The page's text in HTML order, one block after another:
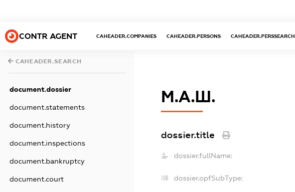
CONTR AGENT CAHEADER.COMPANIES CAHEADER.PERSONS CAHEADER.PERSSEARCH
CAHEADER.SEARCH
document.dossier
document.statements
document.history
document.inspections
document.bankruptcy
document.court
М.А.Ш.
dossier.title
dossier.fullName:
dossier.opfSubType: